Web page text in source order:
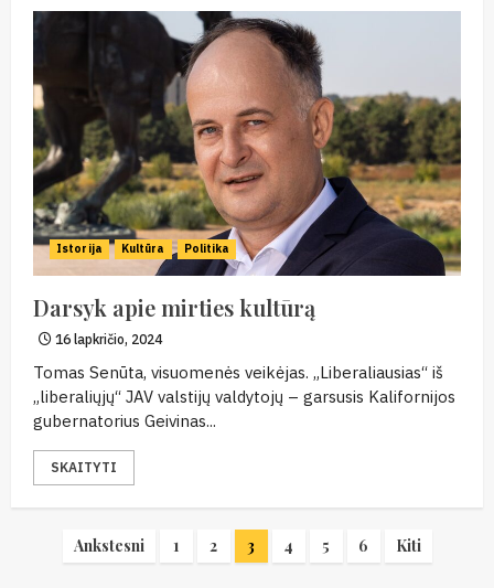
Istorija Kultūra Politika
Darsyk apie mirties kultūrą
16 lapkričio, 2024
Tomas Senūta, visuomenės veikėjas. „Liberaliausias“ iš
„liberaliųjų“ JAV valstijų valdytojų – garsusis Kalifornijos
gubernatorius Geivinas...
SKAITYTI
Ankstesni 1 2 3 4 5 6 Kiti